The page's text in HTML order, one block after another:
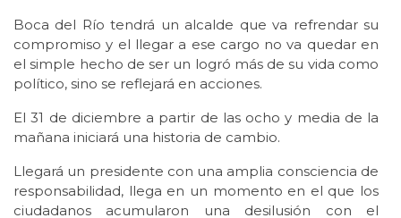
Boca del Río tendrá un alcalde que va refrendar su
compromiso y el llegar a ese cargo no va quedar en
el simple hecho de ser un logró más de su vida como
político, sino se reflejará en acciones.
El 31 de diciembre a partir de las ocho y media de la
mañana iniciará una historia de cambio.
Llegará un presidente con una amplia consciencia de
responsabilidad, llega en un momento en el que los
ciudadanos acumularon una desilusión con el